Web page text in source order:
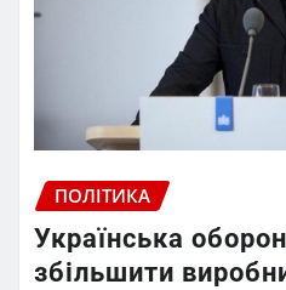
ПОЛІТИКА
Українська
збільшити